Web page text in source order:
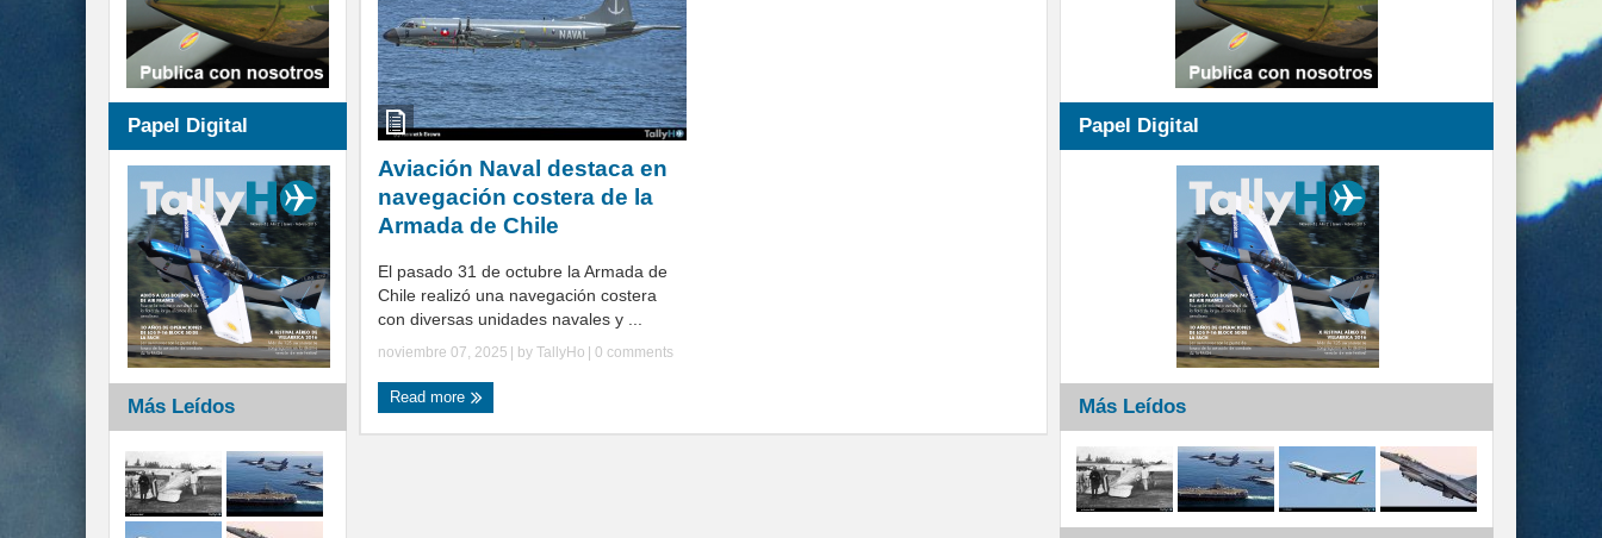
Aviación Naval destaca en
navegación costera de la
Armada de Chile
El pasado 31 de octubre la Armada de
Chile realizó una navegación costera
con diversas unidades navales y ...
noviembre 07, 2025 | by TallyHo 0 comments
Read more
Papel Digital
Más Leídos
Papel Digital
Más Leídos